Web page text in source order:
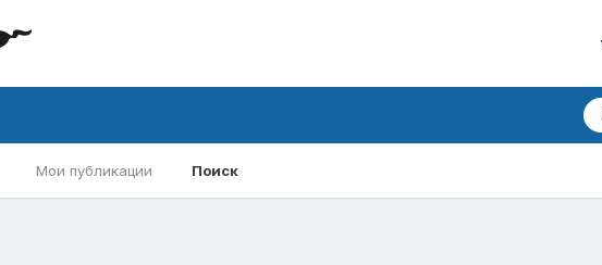
Мои публикации Поиск